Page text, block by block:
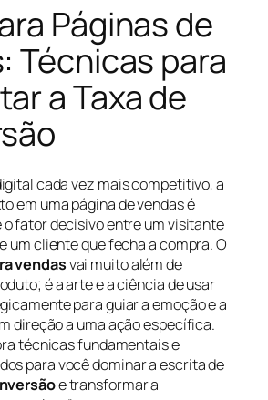
Páginas de
Técnicas para
a Taxa de
cada vez mais competitivo, a
em uma página de vendas é
fator decisivo entre um visitante
um cliente que fecha a compra. O
vendasvai muito além de
é a arte e a ciência de usar
para guiar a emoção e a
direção a uma ação específica.
técnicas fundamentais e
para você dominar a escrita de
e transformar a